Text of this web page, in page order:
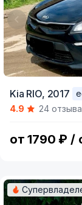
of
Kia RIO, 2017
4.9
24 отзыва
от 1790 ₽ /